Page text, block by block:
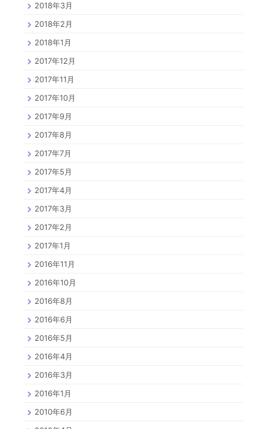
2018年3月
2018年2月
2018年1月
2017年12月
2017年11月
2017年10月
2017年9月
2017年8月
2017年7月
2017年5月
2017年4月
2017年3月
2017年2月
2017年1月
2016年11月
2016年10月
2016年8月
2016年6月
2016年5月
2016年4月
2016年3月
2016年1月
2010年6月